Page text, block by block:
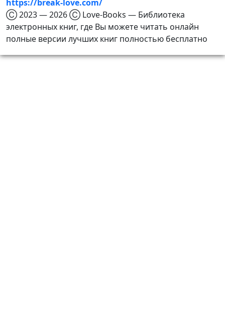
https://break-love.com/
Ⓒ 2023 — 2026 Ⓒ Love-Books — Библиотека
электронных книг, где Вы можете читать онлайн
полные версии лучших книг полностью бесплатно